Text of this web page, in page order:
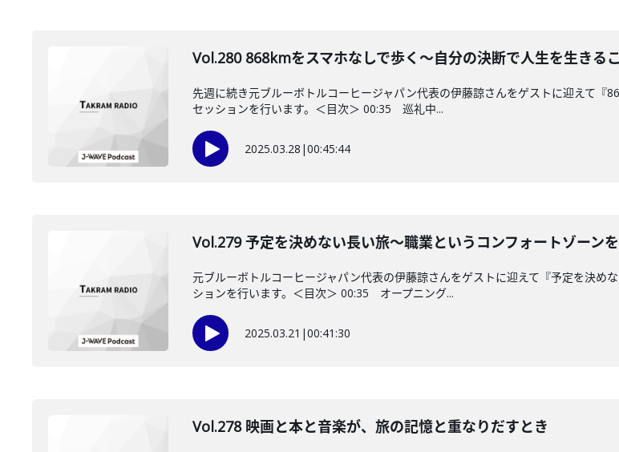
Vol.280 868kmをスマホなしで歩く〜自分の決断で人生を生きる
先週に続き元ブルーボトルコーヒージャパン代表の伊藤諒さんをゲストに迎えて
セッションを行います。＜目次＞ 00:35 巡礼中...
2025.03.28 |00:45:44
Vol.279 予定を決めない長い旅〜職業というコンフォートゾーン
元ブルーボトルコーヒージャパン代表の伊藤諒さんをゲストに迎えて『予定を決め
ションを行います。＜目次＞ 00:35 オープニング...
2025.03.21 |00:41:30
Vol.278 映画と本と音楽が、旅の記憶と重なりだすとき